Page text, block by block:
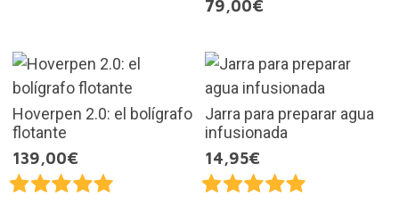
79,00€
Hoverpen 2.0: el bolígrafo
flotante
139,00€
Jarra para preparar agua
infusionada
14,95€